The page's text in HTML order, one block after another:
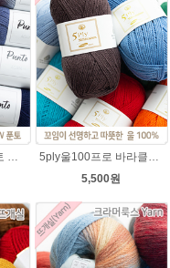
(10+1개 서비스)푼토 어게인 목도리뜨개실 바라클라바 뜨개질 털실/푼토실 아기실 부드러운실
5ply울100프로 바라클라바뜨개질 5플라이 고급뜨개실 90g (울 100%) 제일모직 생산 얇은굵기 순모사
5,500원